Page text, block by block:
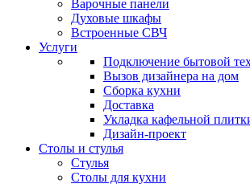
Варочные панели
Духовые шкафы
Встроенные СВЧ
Услуги
Подключение бытовой
Вызов дизайнера на дом
Сборка кухни
Доставка
Укладка кафельной
Дизайн-проект
Столы и стулья
Стулья
Столы для кухни